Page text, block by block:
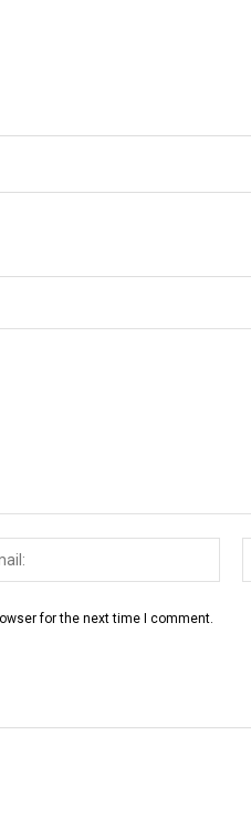
for the next time I comment.